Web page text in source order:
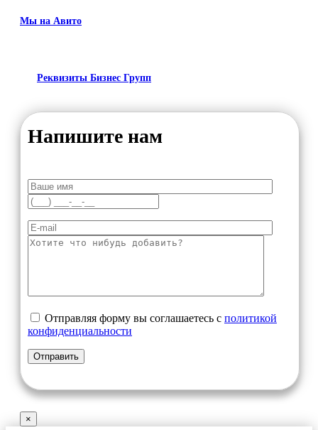
Мы на Авито
Реквизиты Бизнес Групп
Напишите нам
Отправляя форму вы соглашаетесь с политикой
конфиденциальности
×